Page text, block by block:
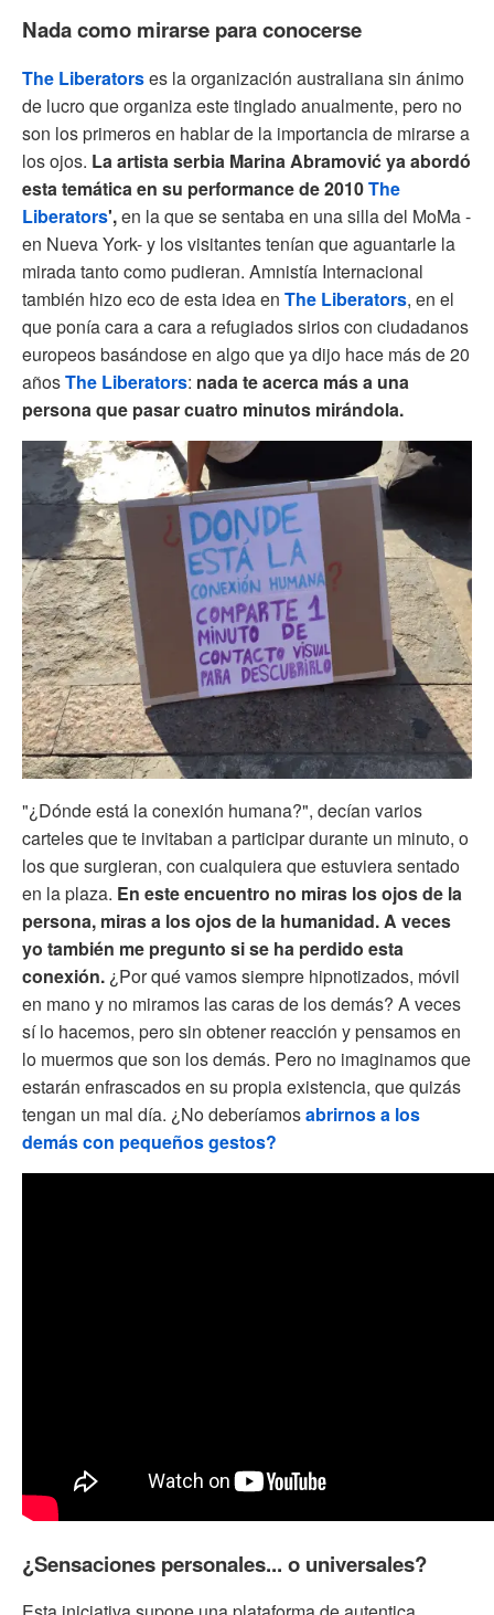
Nada como mirarse para conocerse
The Liberatorses la organización australiana sin ánimo
de lucro que organiza este tinglado anualmente, pero no
son los primeros en hablar de la importancia de mirarse a
los ojos. La artista serbia Marina Abramović ya abordó
esta temática en su performance de 2010The
Liberators',en la que se sentaba en una silla del MoMa -
en Nueva York- y los visitantes tenían que aguantarle la
mirada tanto como pudieran. Amnistía Internacional
también hizo eco de esta idea en The Liberators, en el
que ponía cara a cara a refugiados sirios con ciudadanos
europeos basándose en algo que ya dijo hace más de 20
añosThe Liberators: nada te acerca más a una
persona que pasar cuatro minutos mirándola.
"¿Dónde está la conexión humana?", decían varios
carteles que te invitaban a participar durante un minuto, o
los que surgieran, con cualquiera que estuviera sentado
en la plaza. En este encuentro no miras los ojos de la
persona, miras a los ojos de la humanidad. A veces
yo también me pregunto si se ha perdido esta
conexión. ¿Por qué vamos siempre hipnotizados, móvil
en mano y no miramos las caras de los demás? A veces
sí lo hacemos, pero sin obtener reacción y pensamos en
lo muermos que son los demás. Pero no imaginamos que
estarán enfrascados en su propia existencia, que quizás
tengan un mal día. ¿No deberíamosabrirnos a los
demás con pequeños gestos?
¿Sensaciones personales... o universales?